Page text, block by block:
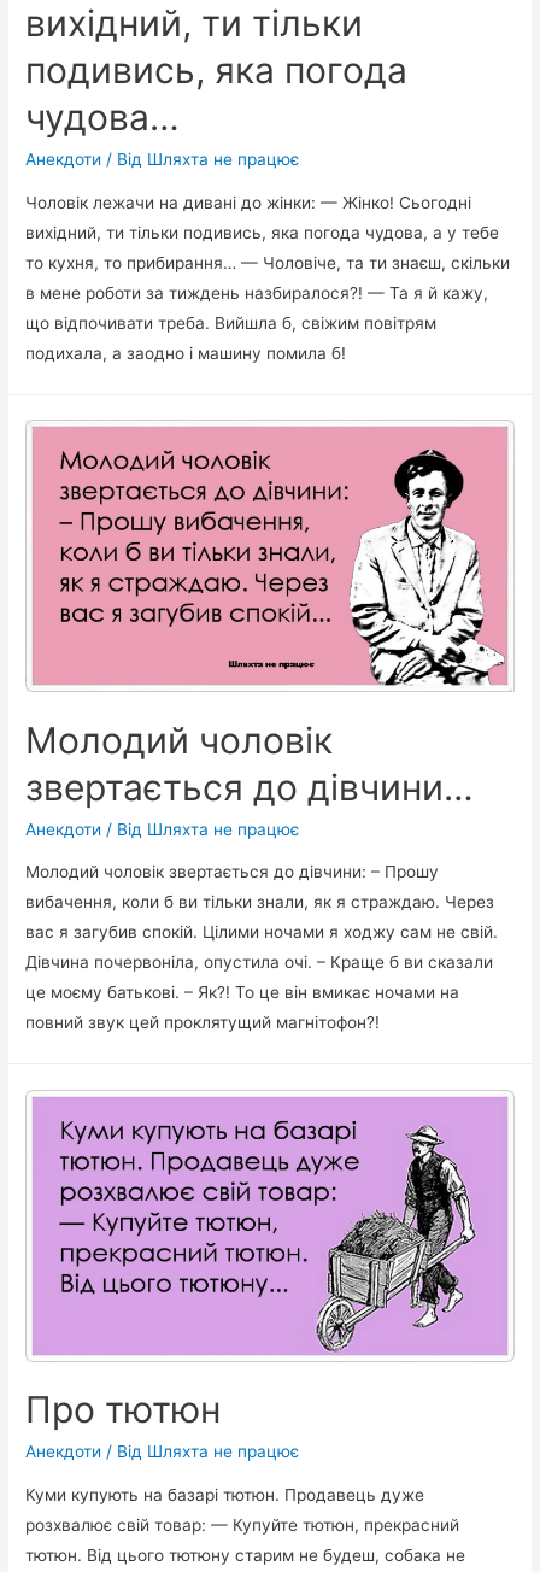
вихідний, ти тільки
подивись, яка погода
чудова…
Анекдоти / Від Шляхта не працює
Чоловік лежачи на дивані до жінки: — Жінко! Сьогодні
вихідний, ти тільки подивись, яка погода чудова, а у тебе
то кухня, то прибирання… — Чоловіче, та ти знаєш, скільки
в мене роботи за тиждень назбиралося?! — Та я й кажу,
що відпочивати треба. Вийшла б, свіжим повітрям
подихала, а заодно і машину помила б!
Молодий чоловік
звертається до дівчини…
Анекдоти / Від Шляхта не працює
Молодий чоловік звертається до дівчини: – Прошу
вибачення, коли б ви тільки знали, як я страждаю. Через
вас я загубив спокій. Цілими ночами я ходжу сам не свій.
Дівчина почервоніла, опустила очі. – Краще б ви сказали
це моєму батькові. – Як?! То це він вмикає ночами на
повний звук цей проклятущий магнітофон?!
Про тютюн
Анекдоти / Від Шляхта не працює
Куми купують на базарі тютюн. Продавець дуже
розхвалює свій товар: — Купуйте тютюн, прекрасний
тютюн. Від цього тютюну старим не будеш, собака не